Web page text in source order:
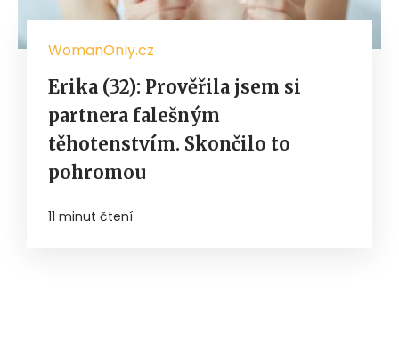
WomanOnly.cz
Erika (32): Prověřila jsem si
partnera falešným
těhotenstvím. Skončilo to
pohromou
11 minut čtení